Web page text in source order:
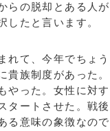
らの脱却とある人
したと言います。
れて、今年でちょ
貴族制度があった
やった。女性に対
タートさせた。戦
る意味の象徴なの